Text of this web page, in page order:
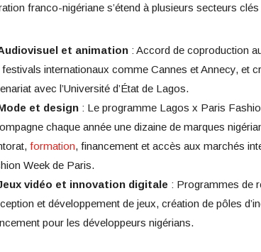
franco-nigériane s’étend à plusieurs secteurs clés
et animation : Accord de coproduction
internationaux comme Cannes et Annecy, et
avec l’Université d’État de Lagos.
et design : Le programme Lagos x Paris
chaque année une dizaine de marques
formation, financement et accès aux marchés
Week de Paris.
vidéo et innovation digitale : Programmes de
et développement de jeux, création de pôles
pour les développeurs nigérians.